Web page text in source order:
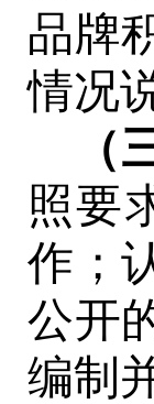
品牌
情况
照要
作；
公开
编制